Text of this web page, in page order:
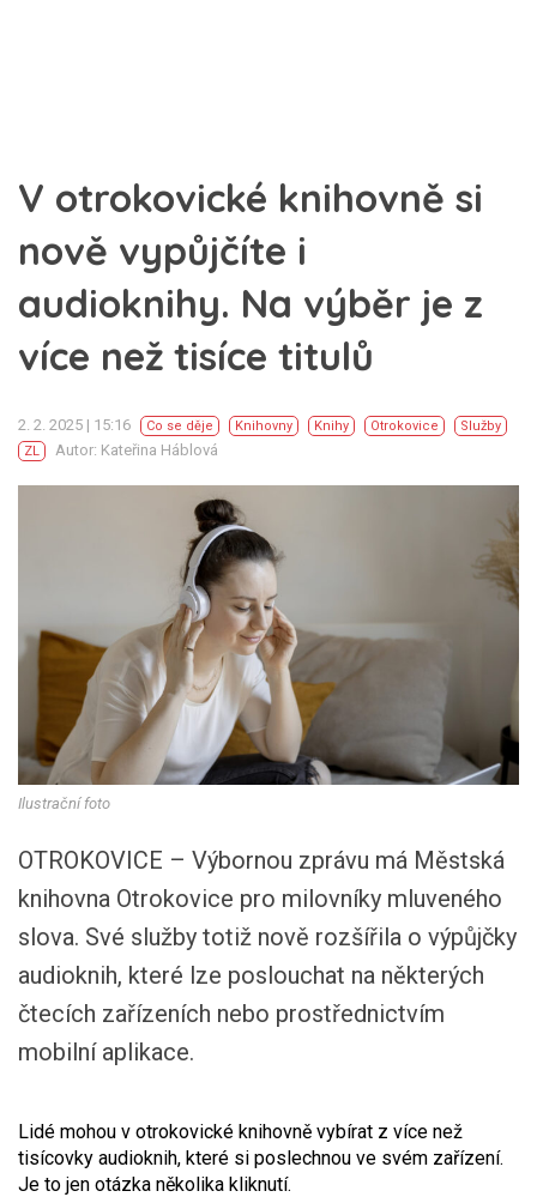
V otrokovické knihovně si
nově vypůjčíte i
audioknihy. Na výběr je z
více než tisíce titulů
2. 2. 2025 | 15:16 Co se děje Knihovny Knihy Otrokovice
Služby
ZL
Autor: Kateřina Háblová
Ilustrační foto
OTROKOVICE – Výbornou zprávu má Městská
knihovna Otrokovice pro milovníky mluveného
slova. Své služby totiž nově rozšířila o výpůjčky
audioknih, které lze poslouchat na některých
čtecích zařízeních nebo prostřednictvím
mobilní aplikace.
Lidé mohou v otrokovické knihovně vybírat z více než
tisícovky audioknih, které si poslechnou ve svém zařízení.
Je to jen otázka několika kliknutí.